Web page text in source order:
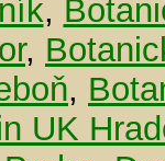
,
,
,
UK